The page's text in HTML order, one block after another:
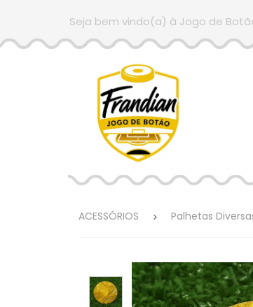
Seja bem vindo(a) à Jogo de
ACESSÓRIOS Palhetas